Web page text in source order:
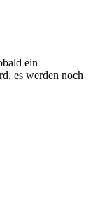
ein
es werden noch